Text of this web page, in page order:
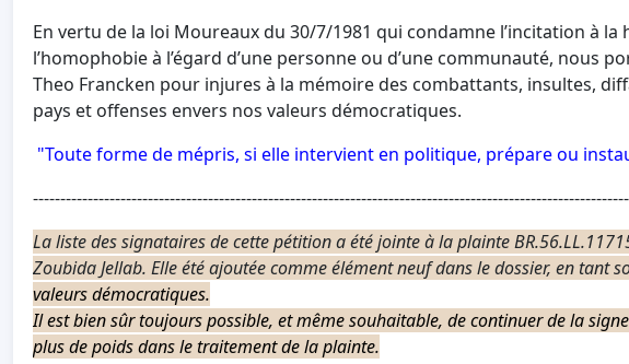
En vertu de la loi Moureaux du 30/7/1981 qui condamne l’incitation à
l’homophobie à l’égard d’une personne ou d’une communauté, nous
Theo Francken pour injures à la mémoire des combattants, insultes,
pays et offenses envers nos valeurs démocratiques.
"Toute forme de mépris, si elle intervient en politique, prépare ou
La liste des signataires de cette pétition a été jointe à la plainte
Zoubida Jellab. Elle été ajoutée comme élément neuf dans le dossier, en tant
valeurs démocratiques.
Il est bien sûr toujours possible, et même souhaitable, de continuer de la
plus de poids dans le traitement de la plainte.